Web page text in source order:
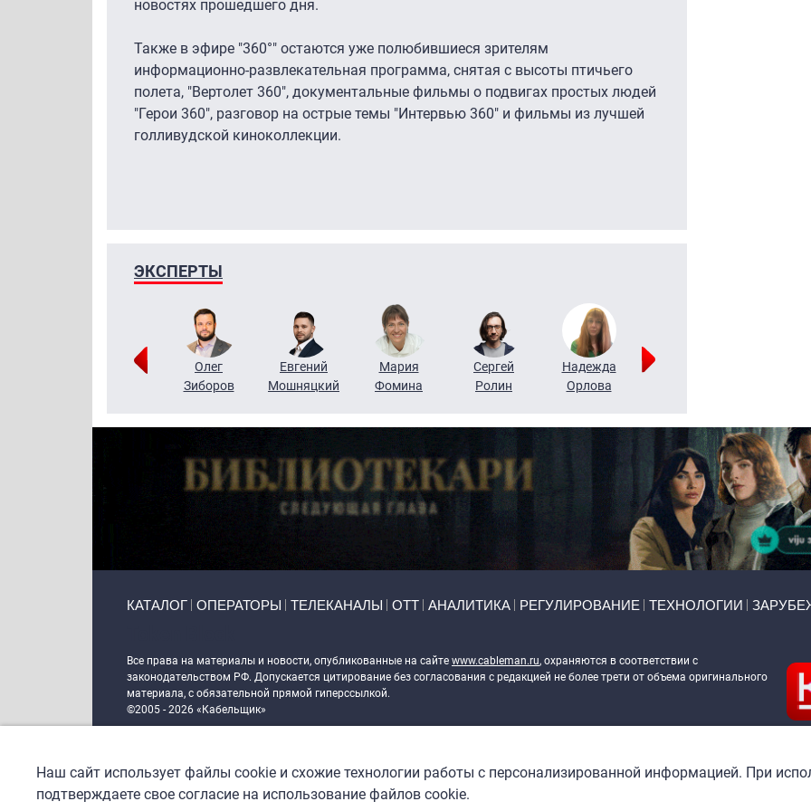
новостях прошедшего дня.
Также в эфире "360°" остаются уже полюбившиеся зрителям
информационно-развлекательная программа, снятая с высоты птичьего
полета, "Вертолет 360", документальные фильмы о подвигах простых людей
"Герои 360", разговор на острые темы "Интервью 360" и фильмы из лучшей
голливудской киноколлекции.
ЭКСПЕРТЫ
Григорий
Олег
Зиборов
Евгений
Мошняцкий
Мария
Фомина
Сергей
Ролин
Надежда
Орлова
КАТАЛОГ ОПЕРАТОРЫ ТЕЛЕКАНАЛЫ ОТТ АНАЛИТИКА РЕГУЛИРОВАНИЕ ТЕХНОЛОГИИ
Все права на материалы и новости, опубликованные на сайте www.cableman.ru, охраняются в соответствии с
законодательством РФ. Допускается цитирование без согласования с редакцией не более трети от объема оригинального
материала, с обязательной прямой гиперссылкой.
©2005 - 2026 «Кабельщик»
DrupalCoder — поддержка сайта c 2017 года
Наш сайт использует файлы cookie и схожие технологии работы с персонализированной информацией. При
подтверждаете свое согласие на использование файлов cookie.